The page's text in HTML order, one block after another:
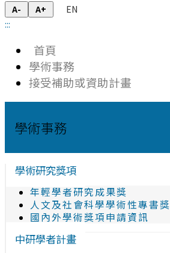
A- A+
EN
:::
首頁
學術事務
接受補助或資助計畫
學術事務
學術研究獎項
年輕學者研究成果獎
人文及社會科學學術性專書獎
國內外學術獎項申請資訊
中研學者計畫